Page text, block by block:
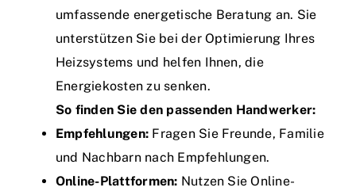
umfassende energetische Beratung an. Sie
unterstützen Sie bei der Optimierung Ihres
Heizsystems und helfen Ihnen, die
Energiekosten zu senken.
So finden Sie den passenden Handwerker:
Empfehlungen: Fragen Sie Freunde, Familie
und Nachbarn nach Empfehlungen.
Online-Plattformen: Nutzen Sie Online-